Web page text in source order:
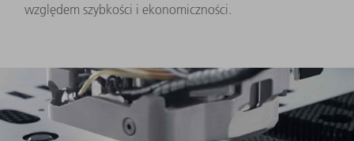
względem szybkości i ekonomiczności.